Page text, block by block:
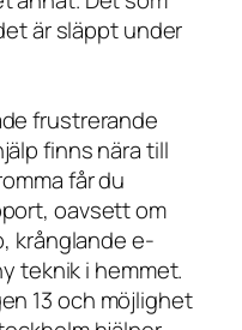
är släppt under
frustrerande
finns nära till
får du
oavsett om
krånglande e-
teknik i hemmet.
13 och möjlighet